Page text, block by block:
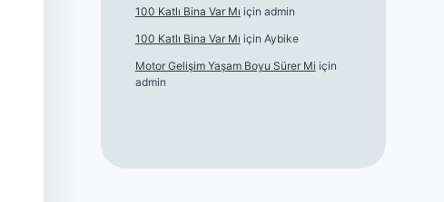
100 Katlı Bina Var Mı için admin
100 Katlı Bina Var Mı için Aybike
Motor Gelişim Yaşam Boyu Sürer Mi için
admin